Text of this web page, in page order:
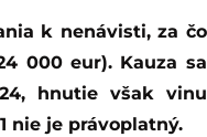
000 eur). Kauza sa
hnutie však vinu
nie je právoplatný.